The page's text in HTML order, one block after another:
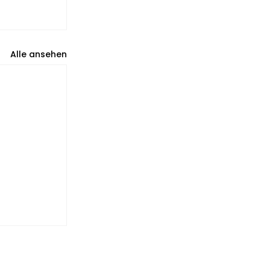
Alle ansehen